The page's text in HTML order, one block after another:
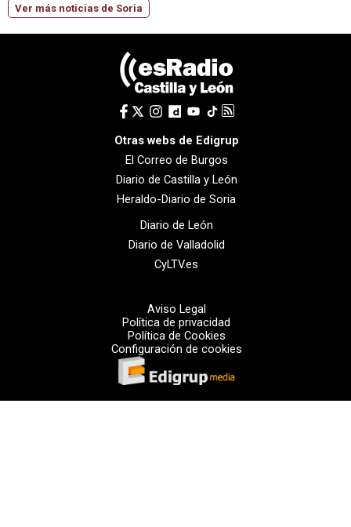
Ver más noticias de Soria
Otras webs de Edigrup
El Correo de Burgos
Diario de Castilla y León
Heraldo-Diario de Soria
Diario de León
Diario de Valladolid
CyLTV.es
Aviso Legal
Política de privacidad
Política de Cookies
Configuración de cookies